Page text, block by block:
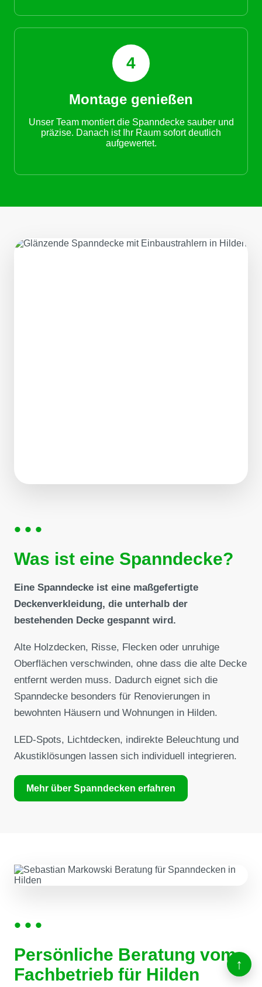
4
Montage genießen
Unser Team montiert die Spanndecke sauber und
präzise. Danach ist Ihr Raum sofort deutlich
aufgewertet.
•••
Was ist eine Spanndecke?
Eine Spanndecke ist eine maßgefertigte
Deckenverkleidung, die unterhalb der
bestehenden Decke gespannt wird.
Alte Holzdecken, Risse, Flecken oder unruhige
Oberflächen verschwinden, ohne dass die alte Decke
entfernt werden muss. Dadurch eignet sich die
Spanndecke besonders für Renovierungen in
bewohnten Häusern und Wohnungen in Hilden.
LED-Spots, Lichtdecken, indirekte Beleuchtung und
Akustiklösungen lassen sich individuell integrieren.
Mehr über Spanndecken erfahren
•••
Persönliche Beratung vom
Fachbetrieb für Hilden